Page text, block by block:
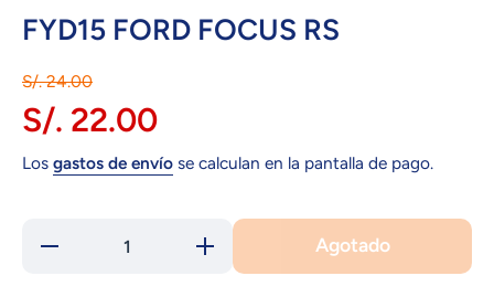
FYD15 FORD FOCUS RS
S/. 24.00
S/. 22.00
Los gastos de envío se calculan en la pantalla de pago.
Reducir
Aumentar
cantidad
para
Agotado